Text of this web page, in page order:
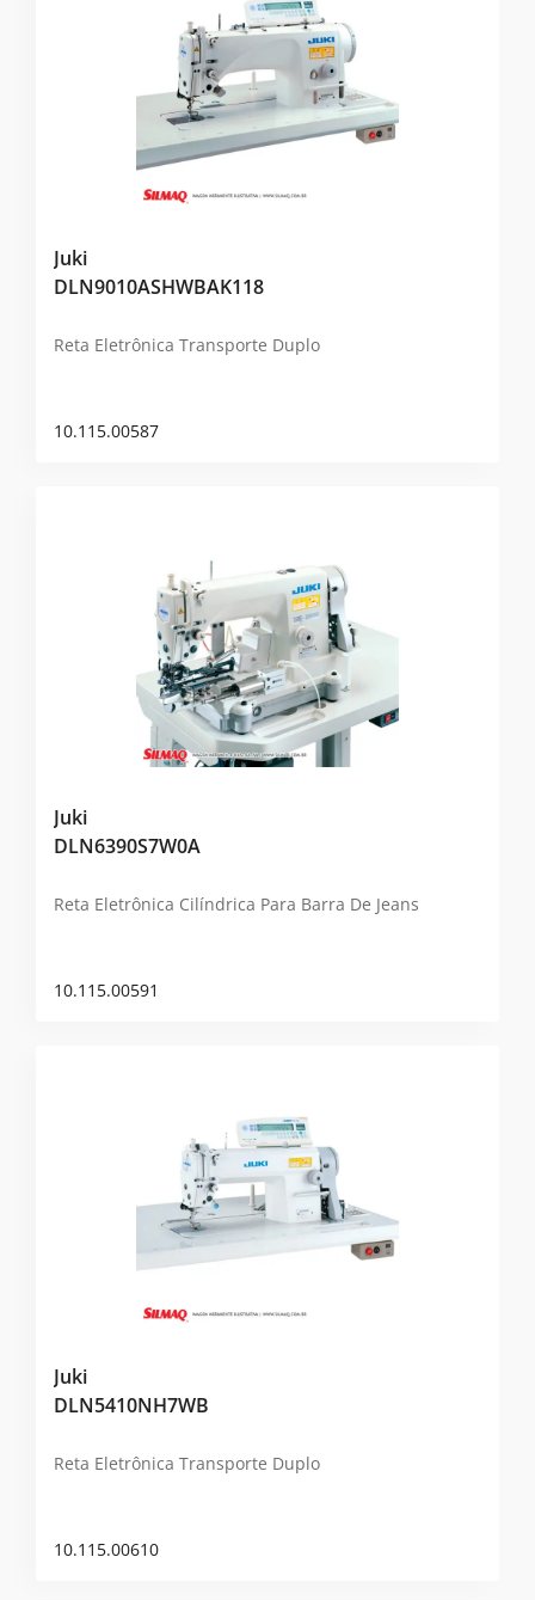
Juki
DLN9010ASHWBAK118
Reta Eletrônica Transporte Duplo
10.115.00587
Juki
DLN6390S7W0A
Reta Eletrônica Cilíndrica Para Barra De Jeans
10.115.00591
Juki
DLN5410NH7WB
Reta Eletrônica Transporte Duplo
10.115.00610